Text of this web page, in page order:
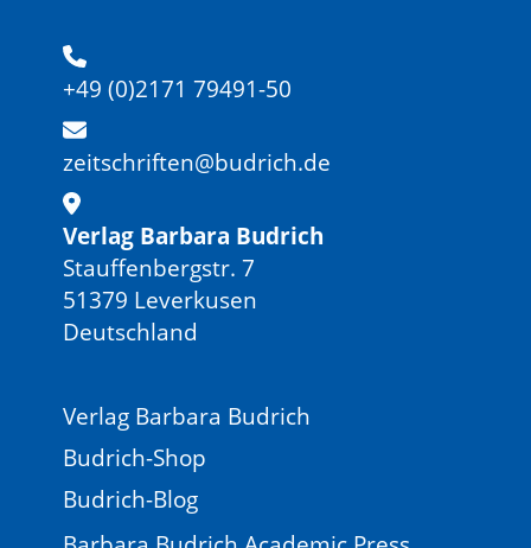
+49 (0)2171 79491-50
zeitschriften@budrich.de
Verlag Barbara Budrich
Stauffenbergstr. 7
51379 Leverkusen
Deutschland
Verlag Barbara Budrich
Budrich-Shop
Budrich-Blog